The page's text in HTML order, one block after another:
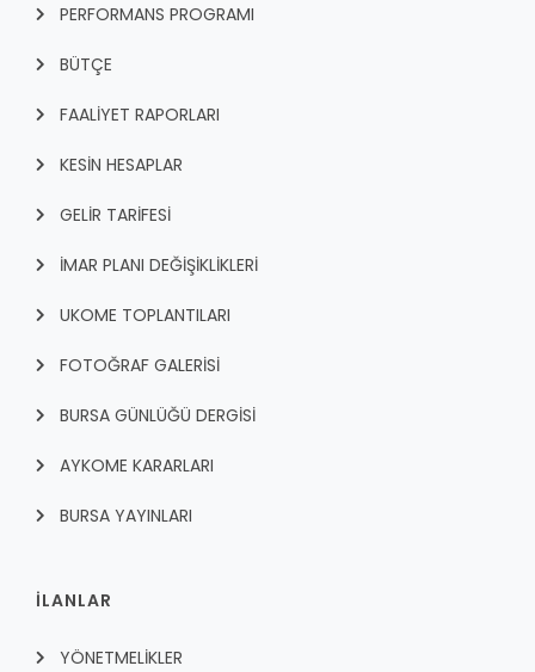
PERFORMANS PROGRAMI
BÜTÇE
FAALİYET RAPORLARI
KESİN HESAPLAR
GELİR TARİFESİ
İMAR PLANI DEĞİŞİKLİKLERİ
UKOME TOPLANTILARI
FOTOĞRAF GALERİSİ
BURSA GÜNLÜĞÜ DERGİSİ
AYKOME KARARLARI
BURSA YAYINLARI
İLANLAR
YÖNETMELİKLER